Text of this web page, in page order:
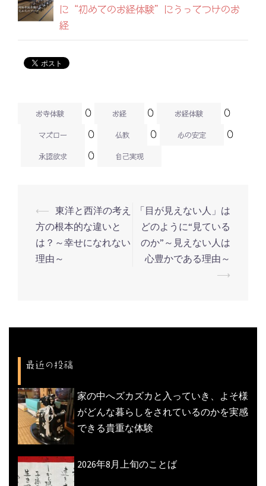
に“初めてのお経体験”にうってつけのお
経
お寺体験 0 お経 0 お経体験 0
マズロー 0 仏教 0 心の安定 0
承認欲求 0 自己実現
投
稿
ナ
シ
ン
⟵ 東洋と西洋の考え
方の根本的な違いと
は？～幸せになれない
理由～
「目が見えない人」は
どのように“見ている
のか”～見えない人は
心豊かである理由～
⟶
最近の投稿
家の中へズカズカと入っていき、よそ様
がどんな暮らしをされているのかを実感
できる貴重な体験
2026年8月上旬のことば